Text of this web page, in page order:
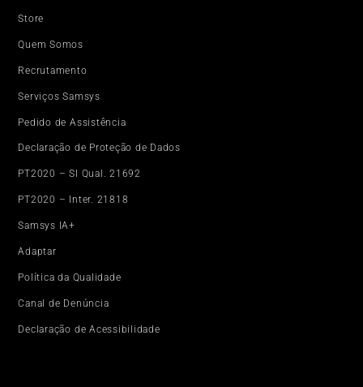
Store
Quem Somos
Recrutamento
Serviços Samsys
Pedido de Assistência
Declaração de Proteção de Dados
PT2020 – SI Qual. 21692
PT2020 – Inter. 21818
Samsys IA+
Adaptar
Política da Qualidade
Canal de Denúncia
Declaração de Acessibilidade